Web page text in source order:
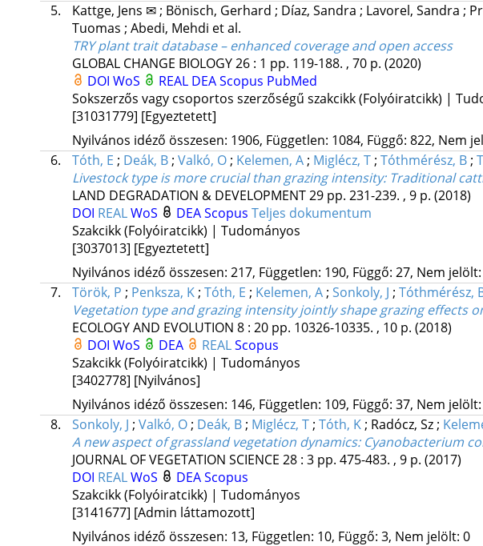
5.
Kattge, Jens ✉ ; Bönisch, Gerhard ; Díaz, Sandra ; Lavorel, Sandra ;
Tuomas ; Abedi, Mehdi et al.
TRY plant trait database – enhanced coverage and open access
GLOBAL CHANGE BIOLOGY26: 1 pp. 119-188. , 70 p. (2020)
DOI WoS REAL DEAScopus PubMed
Sokszerzős vagy csoportos szerzőségű szakcikk (Folyóiratcikk) |
[31031779] [Egyeztetett]
Nyilvános idéző összesen: 1906, Független: 1084, Függő: 822, Nem
6.
Tóth, E ; Deák, B ; Valkó, O ; Kelemen, A ; Miglécz, T ; Tóthmérész, B ;
Livestock type is more crucial than grazing intensity: Traditional
LAND DEGRADATION & DEVELOPMENT29 pp. 231-239. , 9 p. (2018)
DOI REALWoS DEAScopus Teljes dokumentum
Szakcikk (Folyóiratcikk) | Tudományos
[3037013] [Egyeztetett]
Nyilvános idéző összesen: 217, Független: 190, Függő: 27, Nem
7.
Török, P ; Penksza, K ; Tóth, E ; Kelemen, A ; Sonkoly, J ; Tóthmérész,
Vegetation type and grazing intensity jointly shape grazing effects
ECOLOGY AND EVOLUTION 8: 20 pp. 10326-10335. , 10 p. (2018)
DOI WoS DEA REALScopus
Szakcikk (Folyóiratcikk) | Tudományos
[3402778] [Nyilvános]
Nyilvános idéző összesen: 146, Független: 109, Függő: 37, Nem
8.
Sonkoly, J ; Valkó, O ; Deák, B ; Miglécz, T ; Tóth, K ; Radócz, Sz ;
A new aspect of grassland vegetation dynamics: Cyanobacterium
JOURNAL OF VEGETATION SCIENCE 28: 3 pp. 475-483. , 9 p. (2017)
DOI REALWoS DEAScopus
Szakcikk (Folyóiratcikk) | Tudományos
[3141677] [Admin láttamozott]
Nyilvános idéző összesen: 13, Független: 10, Függő: 3, Nem jelölt: 0